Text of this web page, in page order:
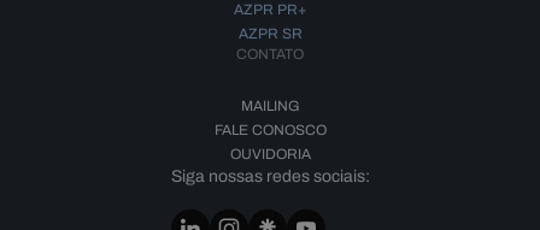
AZPR PR+
AZPR SR
CONTATO
MAILING
FALE CONOSCO
OUVIDORIA
Siga nossas redes sociais: